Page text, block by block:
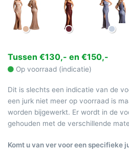
Tussen €130,- en €150,-
Op voorraad (indicatie)
Dit is slechts een indicatie van de
een jurk niet meer op voorraad is
worden bijgewerkt. Er wordt in de
gehouden met de verschillende
Komt u van ver voor een specifieke